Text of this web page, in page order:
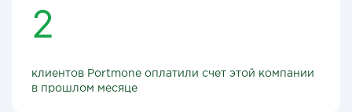
2
клиентов Portmone оплатили счет этой компании
в прошлом месяце